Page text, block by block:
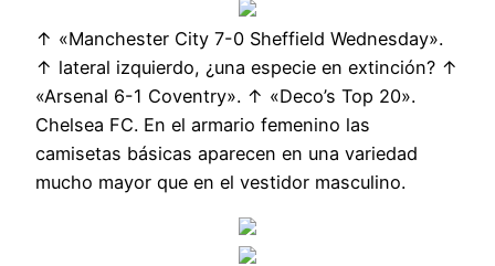
↑ «Manchester City 7-0 Sheffield Wednesday».
↑ lateral izquierdo, ¿una especie en extinción? ↑
«Arsenal 6-1 Coventry». ↑ «Deco’s Top 20».
Chelsea FC. En el armario femenino las
camisetas básicas aparecen en una variedad
mucho mayor que en el vestidor masculino.